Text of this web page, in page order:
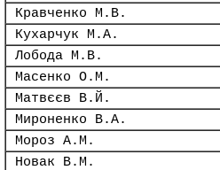
Кравченко М.В.
Кухарчук М.А.
Лобода М.В.
Масенко О.М.
Матвєєв В.Й.
Мироненко В.А.
Мороз А.М.
Новак В.М.